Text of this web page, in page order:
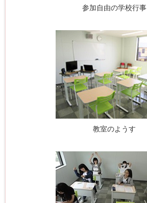
参加自由の学校行事
教室のようす